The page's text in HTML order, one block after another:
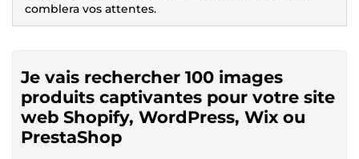
comblera vos attentes.
Je vais rechercher 100 images
produits captivantes pour votre site
web Shopify, WordPress, Wix ou
PrestaShop